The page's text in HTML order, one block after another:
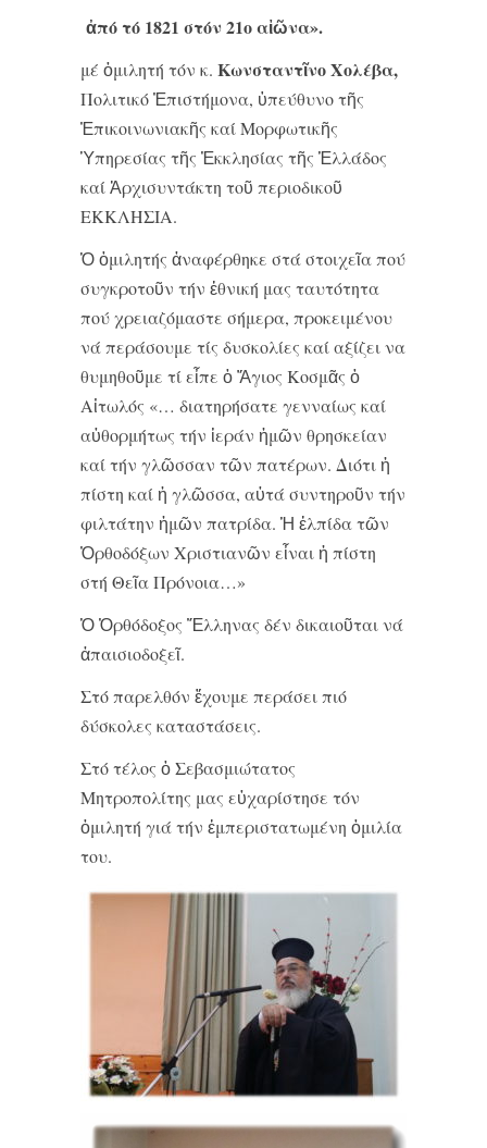
ἀπό τό 1821 στόν 21οαἰῶνα».
μέ ὁμιλητή τόν κ. Κωνσταντῖνο Χολέβα,
Πολιτικό Ἐπιστήμονα, ὑπεύθυνο τῆς
Ἐπικοινωνιακῆς καί Μορφωτικῆς
Ὑπηρεσίας τῆς Ἐκκλησίας τῆς Ἑλλάδος
καί Ἀρχισυντάκτη τοῦ περιοδικοῦ
ΕΚΚΛΗΣΙΑ.
Ὁ ὁμιλητής ἀναφέρθηκε στά στοιχεῖα πού
συγκροτοῦν τήν ἐθνική μας ταυτότητα
πού χρειαζόμαστε σήμερα, προκειμένου
νά περάσουμε τίς δυσκολίες καί αξίζει να
θυμηθοῦμε τί εἶπε ὁ Ἅγιος Κοσμᾶς ὁ
Αἰτωλός «… διατηρήσατε γενναίως καί
αὐθορμήτως τήν ἱεράν ἡμῶν θρησκείαν
καί τήν γλῶσσαν τῶν πατέρων. Διότι ἡ
πίστη καί ἡ γλῶσσα, αὐτά συντηροῦν τήν
φιλτάτην ἡμῶν πατρίδα. Ἡ ἐλπίδα τῶν
Ὀρθοδόξων Χριστιανῶν εἶναι ἡ πίστη
στή Θεῖα Πρόνοια…»
Ὁ Ὀρθόδοξος Ἕλληνας δέν δικαιοῦται νά
ἀπαισιοδοξεῖ.
Στό παρελθόν ἔχουμε περάσει πιό
δύσκολες καταστάσεις.
Στό τέλος ὁ Σεβασμιώτατος
Μητροπολίτης μας εὐχαρίστησε τόν
ὁμιλητή γιά τήν ἐμπεριστατωμένη ὁμιλία
του.